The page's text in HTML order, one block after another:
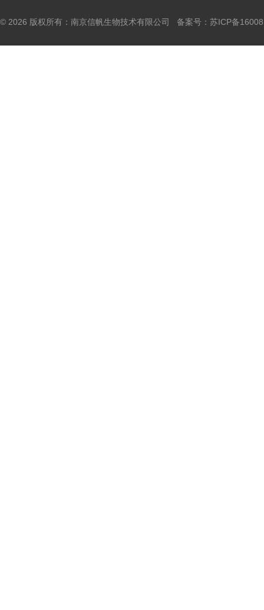
© 2026 版权所有：南京信帆生物技术有限公司 备案号： 苏ICP备